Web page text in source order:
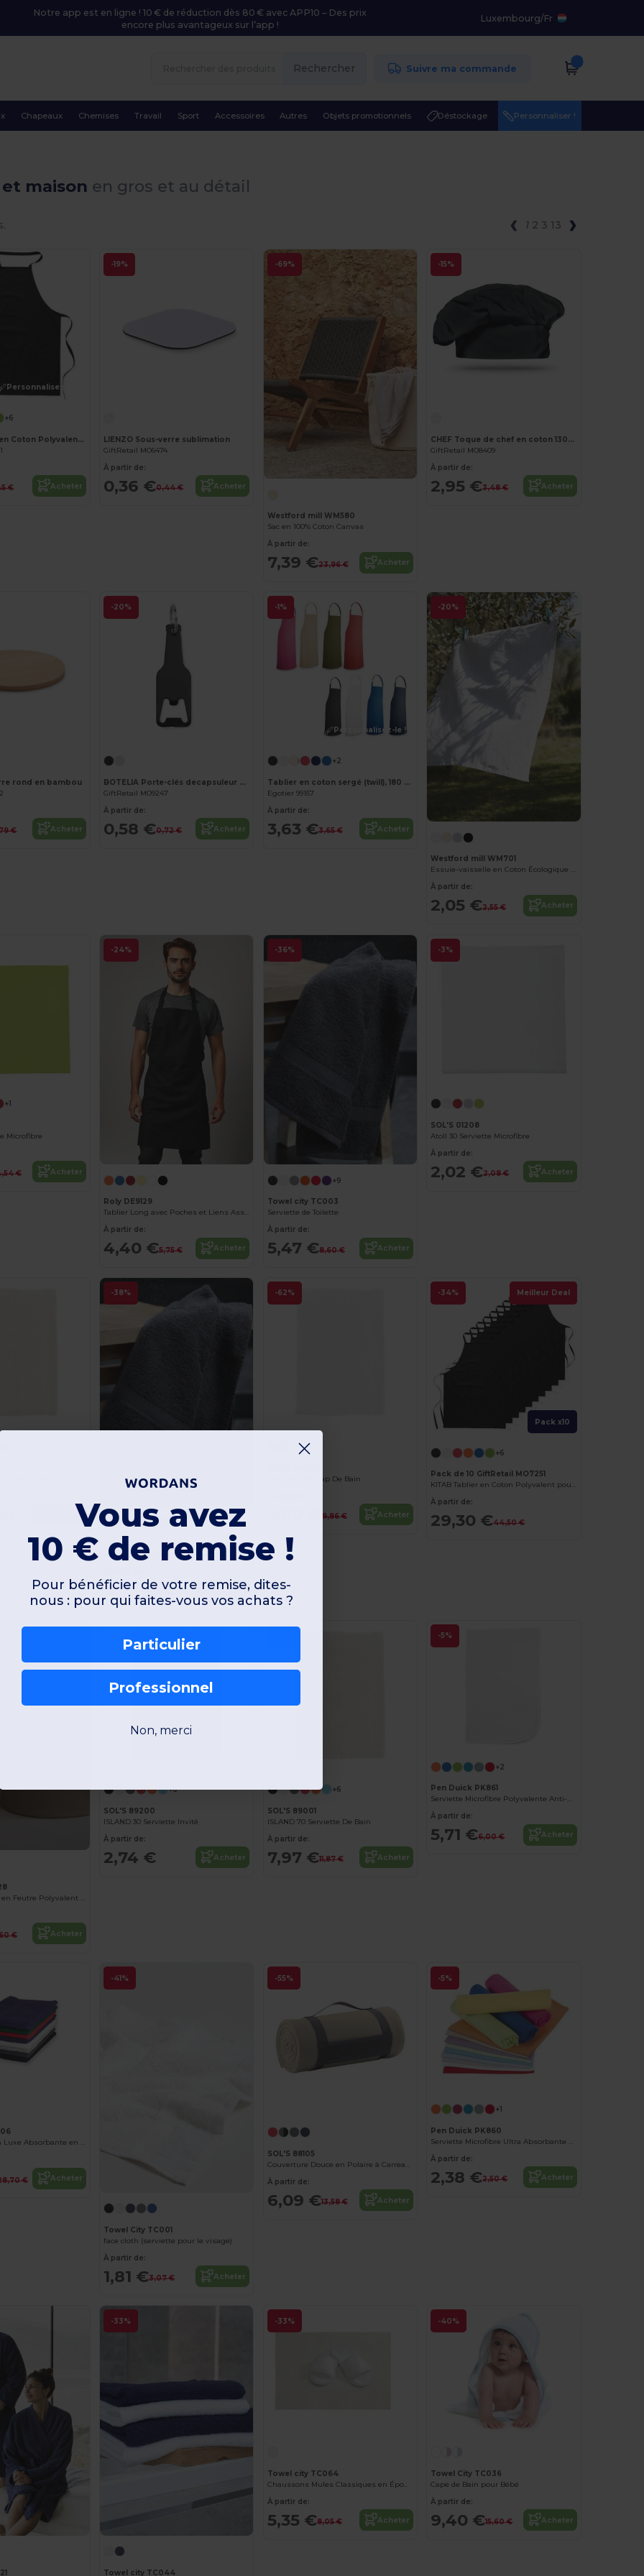
Notre app est en ligne ! 10 € de réduction dès 80 € avec APP10 – Des prix
encore plus avantageux sur l’app !
Luxembourg/Fr
Rechercher Suivre ma commande
Chapeaux Chemises Travail Sport Accessoires Autres Objets promotionnels Déstockage Personnaliser !
maison en gros et au détail
1 2 3 13
Personnalisez-le !
+6
KITAB Tablier en Coton Polyvalent pour Cuisine et Jardinage
€ Acheter
-19%
LIENZO Sous-verre sublimation
GiftRetail MO6474
À partir de:
0,36 €0,44 € Acheter
-69%
Westford mill WM580
Sac en 100% Coton Canvas
À partir de:
7,39 €23,96 € Acheter
-15%
CHEF Toque de chef en coton 130g/m2
GiftRetail MO8409
À partir de:
2,95 €3,48 € Acheter
rond en bambou
€ Acheter
-20%
Personnalisez-le !
BOTELIA Porte-clés decapsuleur en alu
GiftRetail MO9247
À partir de:
0,58 €0,72 € Acheter
-1%
Personnalisez-le !
+2
Tablier en coton sergé (twill), 180 g/m²
Egotier 99157
À partir de:
3,63 €3,65 € Acheter
-20%
Westford mill WM701
Essuie-vaisselle en Coton Écologique Westford
À partir de:
2,05 €2,55 € Acheter
+1
Microfibre
€ Acheter
-24%
Roly DE9129
Tablier Long avec Poches et Liens Assortis DUCASSE
À partir de:
4,40 €5,75 € Acheter
-36%
+9
Towel city TC003
Serviette de Toilette
À partir de:
5,47 €8,60 € Acheter
-3%
SOL'S 01208
Atoll 30 Serviette Microfibre
À partir de:
2,02 €2,08 € Acheter
De Toilette
€ Acheter
-38%
+4
Towel city TC004
Serviette de Bain 100% Coton
9,76 € Acheter
-62%
Bayside 100 Drap De Bain
19,86 € Acheter
-34% Meilleur Deal
Pack x10
+6
Pack de 10 GiftRetail MO7251
KITAB Tablier en Coton Polyvalent pour Cuisine et Jardinage
À partir de:
29,30 €44,50 €
Panier Décoratif en Feutre Polyvalent BG728
€ Acheter
+6
SOL'S 89200
ISLAND 30 Serviette Invité
À partir de:
2,74 € Acheter
+6
SOL'S 89001
ISLAND 70 Serviette De Bain
À partir de:
7,97 €11,87 € Acheter
-5%
+2
Pen Duick PK861
Serviette Microfibre Polyvalente Anti-bactérienne
À partir de:
5,71 €6,00 € Acheter
Serviette de Bain Luxe Absorbante en Coton
€ Acheter
-41%
Towel City TC001
face cloth (serviette pour le visage)
À partir de:
1,81 €3,07 € Acheter
-55%
SOL'S 88105
Couverture Douce en Polaire à Carreaux
À partir de:
6,09 €13,58 € Acheter
-5%
+1
Pen Duick PK860
Serviette Microfibre Ultra Absorbante Pen Duick
À partir de:
2,38 €2,50 € Acheter
-33%
Towel city TC044
-33%
Towel city TC064
Chaussons Mules Classiques en Éponge Ouverte
À partir de:
5,35 €8,05 € Acheter
-40%
Towel City TC036
Cape de Bain pour Bébé
À partir de:
9,40 €15,60 € Acheter
Vous avez
10 € de remise !
Pour bénéficier de votre remise, dites-
nous : pour qui faites-vous vos achats ?
Particulier
Professionnel
Non, merci